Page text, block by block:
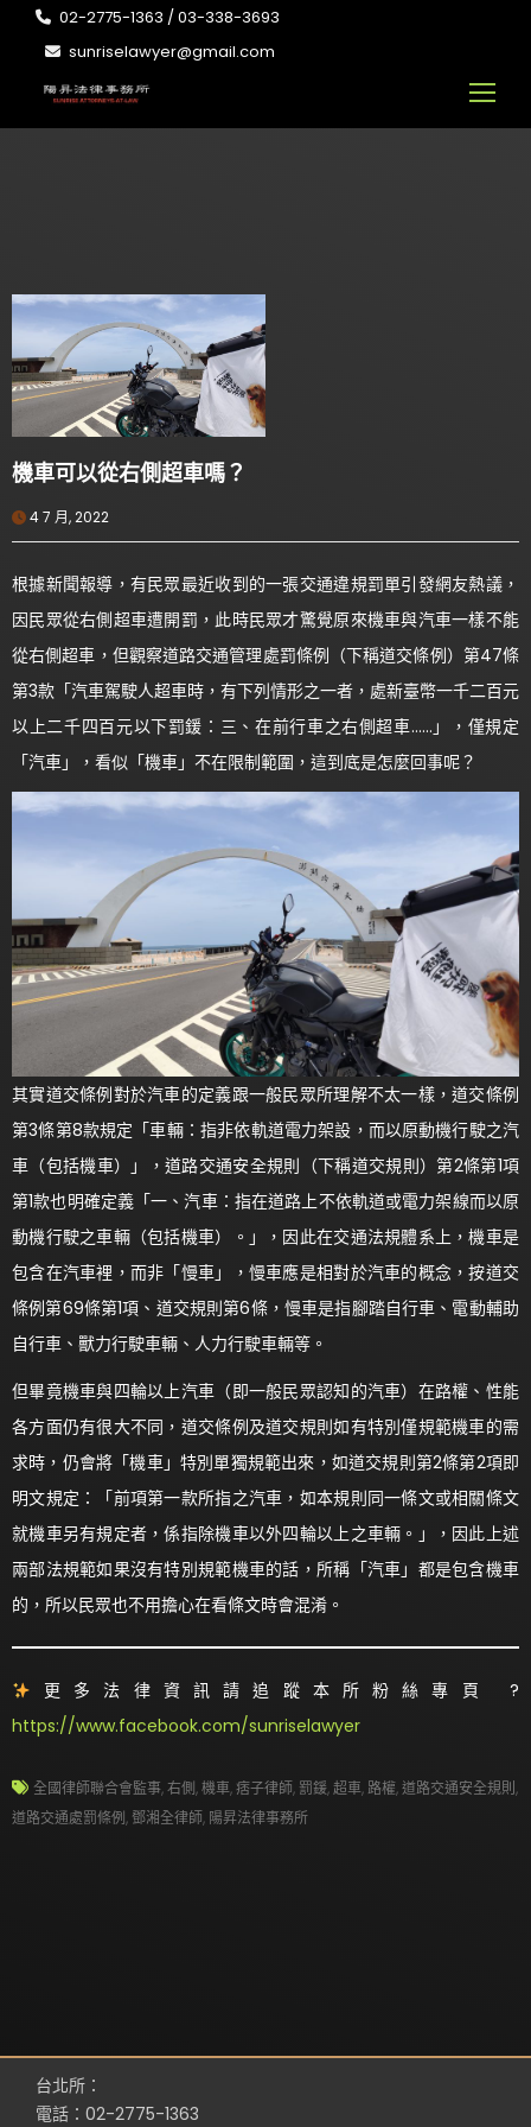
02-2775-1363 / 03-338-3693
sunriselawyer@gmail.com
機車可以從右側超車嗎？
4 7 月, 2022
根據新聞報導，有民眾最近收到的一張交通違規罰單引發網友熱議，
因民眾從右側超車遭開罰，此時民眾才驚覺原來機車與汽車一樣不能
從右側超車，但觀察道路交通管理處罰條例（下稱道交條例）第47條
第3款「汽車駕駛人超車時，有下列情形之一者，處新臺幣一千二百元
以上二千四百元以下罰鍰：三、在前行車之右側超車……」，僅規定
「汽車」，看似「機車」不在限制範圍，這到底是怎麼回事呢？
其實道交條例對於汽車的定義跟一般民眾所理解不太一樣，道交條例
第3條第8款規定「車輛：指非依軌道電力架設，而以原動機行駛之汽
車（包括機車）」，道路交通安全規則（下稱道交規則）第2條第1項
第1款也明確定義「一、汽車：指在道路上不依軌道或電力架線而以原
動機行駛之車輛（包括機車）。」，因此在交通法規體系上，機車是
包含在汽車裡，而非「慢車」，慢車應是相對於汽車的概念，按道交
條例第69條第1項、道交規則第6條，慢車是指腳踏自行車、電動輔助
自行車、獸力行駛車輛、人力行駛車輛等。
但畢竟機車與四輪以上汽車（即一般民眾認知的汽車）在路權、性能
各方面仍有很大不同，道交條例及道交規則如有特別僅規範機車的需
求時，仍會將「機車」特別單獨規範出來，如道交規則第2條第2項即
明文規定：「前項第一款所指之汽車，如本規則同一條文或相關條文
就機車另有規定者，係指除機車以外四輪以上之車輛。」，因此上述
兩部法規範如果沒有特別規範機車的話，所稱「汽車」都是包含機車
的，所以民眾也不用擔心在看條文時會混淆。
更多法律資訊請追蹤本所粉絲專頁 ?
https://www.facebook.com/sunriselawyer
全國律師聯合會監事,右側,機車,痞子律師, 罰鍰,超車,路權,道路交通安全規則 ,
道路交通處罰條例, 鄧湘全律師, 陽昇法律事務所
台北所：
電話：02-2775-1363